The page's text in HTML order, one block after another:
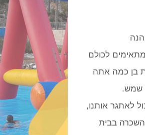
לכולם
בן כמה אתה
שמש.
לאתגר אותנו,
בבית